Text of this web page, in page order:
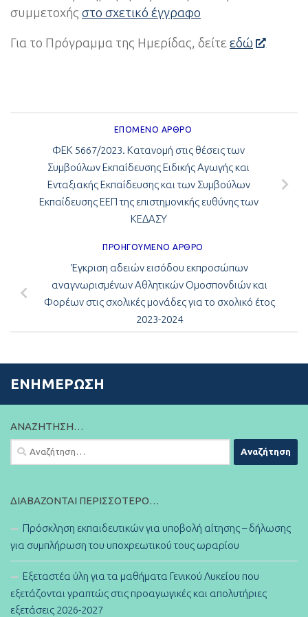
συμμετοχής στο σχετικό έγγραφο
Για το Πρόγραμμα της Ημερίδας, δείτε εδώ
ΕΠΌΜΕΝΟ ΆΡΘΡΟ
ΦΕΚ 5667/2023. Κατανομή στις θέσεις των
Συμβούλων Εκπαίδευσης Ειδικής Αγωγής και
Ενταξιακής Εκπαίδευσης και των Συμβούλων
Εκπαίδευσης ΕΕΠ της επιστημονικής ευθύνης των
ΚΕΔΑΣΥ
ΠΡΟΗΓΟΎΜΕΝΟ ΆΡΘΡΟ
Έγκριση αδειών εισόδου εκπροσώπων
αναγνωρισμένων Αθλητικών Ομοσπονδιών και
Φορέων στις σχολικές μονάδες για το σχολικό έτος
2023-2024
ΕΝΗΜΈΡΩΣΗ
ΑΝΑΖΉΤΗΣΗ…
Αναζήτηση
για:
ΔΙΑΒΆΖΟΝΤΑΙ ΠΕΡΙΣΣΌΤΕΡΟ…
Πρόσκληση εκπαιδευτικών για υποβολή αίτησης – δήλωσης
για συμπλήρωση του υποχρεωτικού τους ωραρίου
Εξεταστέα ύλη για τα μαθήματα Γενικού Λυκείου που
εξετάζονται γραπτώς στις προαγωγικές και απολυτήριες
εξετάσεις 2026-2027